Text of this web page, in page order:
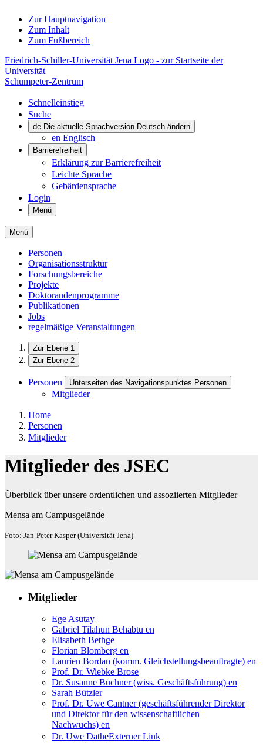
Zur Hauptnavigation
Zum Inhalt
Zum Fußbereich
Friedrich-Schiller-Universität Jena Logo - zur Startseite der
Universität
Schumpeter-Zentrum
Schnelleinstieg
Suche
de Die aktuelle Sprachversion Deutsch ändern
en Englisch
Barrierefreiheit
Erklärung zur Barrierefreiheit
Leichte Sprache
Gebärdensprache
Login
Menü
Menü
Personen
Organisationsstruktur
Forschungsbereiche
Projekte
Doktorandenprogramme
Publikationen
Jobs
regelmäßige Veranstaltungen
Zur Ebene 1
Zur Ebene 2
Personen Unterseiten des Navigationspunktes Personen
Mitglieder
Home
Personen
Mitglieder
Mitglieder des JSEC
Überblick über unsere ordentlichen und assoziierten Mitglieder
Mensa am Campusgelände
Foto: Jan-Peter Kasper (Universität Jena)
Mitglieder
Ege Asutay
Gabriel Tilahun Behabtu en
Elisabeth Bethge
Florian Blomberg en
Laurien Bordan (komm. Gleichstellungsbeauftragte) en
Prof. Dr. Wiebke Brose
Dr. Susanne Büchner (wiss. Geschäftsführung) en
Sarah Bützler
Prof. Dr. Uwe Cantner (geschäftsführender Direktor
und Direktor für den wissenschaftlichen
Nachwuchs) en
Dr. Uwe DatheExterner Link